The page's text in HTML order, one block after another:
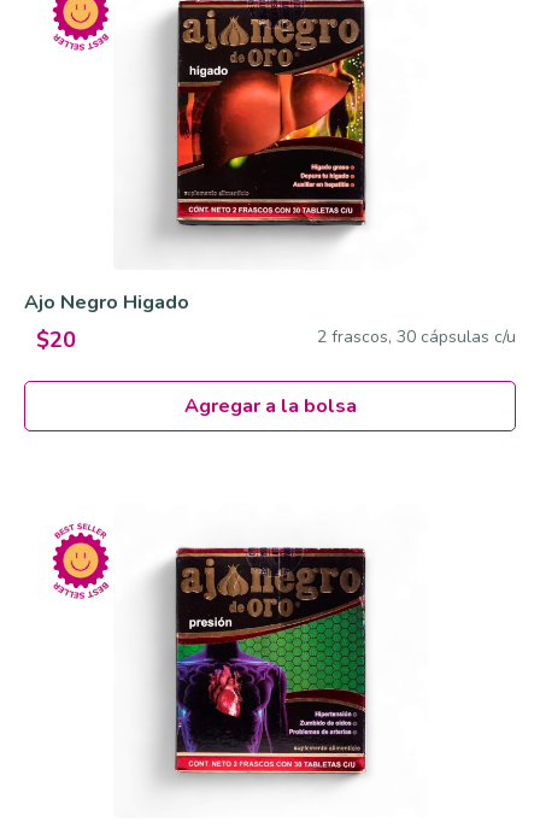
Ajo Negro Higado
$20 2 frascos, 30 cápsulas c/u
Agregar a la bolsa